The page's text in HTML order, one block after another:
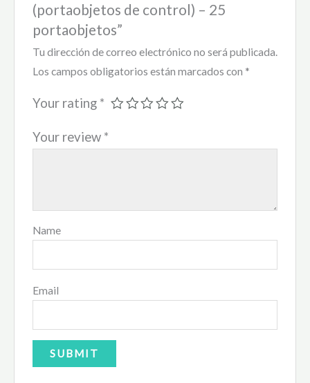
(portaobjetos de control) – 25
portaobjetos”
Tu dirección de correo electrónico no será publicada.
Los campos obligatorios están marcados con *
Your rating *
Your review *
Name
Email